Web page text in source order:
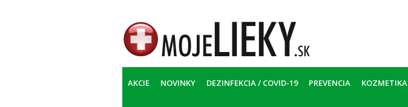
AKCIE NOVINKY DEZINFEKCIA / COVID-19 PREVENCIA KOZMETIKA